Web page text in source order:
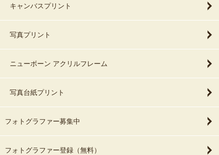
キャンバスプリント
写真プリント
ニューボーン アクリルフレーム
写真台紙プリント
フォトグラファー募集中
フォトグラファー登録（無料）